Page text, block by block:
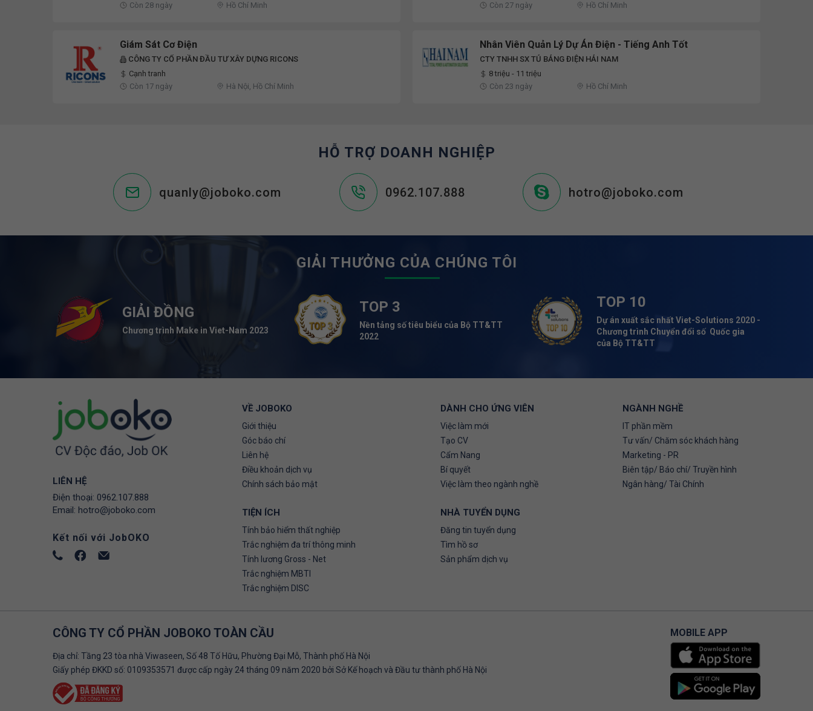
Còn 28 ngày
Hồ Chí Minh
Còn 27 ngày
Hồ Chí Minh
Giám Sát Cơ Điện
CÔNG TY CỔ PHẦN ĐẦU TƯ XÂY DỰNG RICONS
Cạnh tranh
Còn 17 ngày
Hà Nội, Hồ Chí Minh
Nhân Viên Quản Lý Dự Án Điện - Tiếng Anh Tốt
CTY TNHH SX TỦ BẢNG ĐIỆN HẢI NAM
8 triệu - 11 triệu
Còn 23 ngày
Hồ Chí Minh
HỖ TRỢ DOANH NGHIỆP
quanly@joboko.com 0962.107.888 hotro@joboko.com
GIẢI THƯỞNG CỦA CHÚNG TÔI
GIẢI ĐỒNG
Chương trình Make in Viet-Nam 2023
TOP 3
Nền tảng số tiêu biểu của Bộ TT&TT
2022
TOP 10
Dự án xuất sắc nhất Viet-Solutions 2020 -
Chương trình Chuyển đổi số Quốc gia
của Bộ TT&TT
LIÊN HỆ
Điện thoại: 0962.107.888
Email: hotro@joboko.com
Kết nối với JobOKO
VỀ JOBOKO
Giới thiệu
Góc báo chí
Liên hệ
Điều khoản dịch vụ
Chính sách bảo mật
TIỆN ÍCH
Tính bảo hiểm thất nghiệp
Trắc nghiệm đa trí thông minh
Tính lương Gross - Net
Trắc nghiệm MBTI
Trắc nghiệm DISC
DÀNH CHO ỨNG VIÊN
Việc làm mới
Tạo CV
Cẩm Nang
Bí quyết
Việc làm theo ngành nghề
NHÀ TUYỂN DỤNG
Đăng tin tuyển dụng
Tìm hồ sơ
Sản phẩm dịch vụ
NGÀNH NGHỀ
IT phần mềm
Tư vấn/ Chăm sóc khách hàng
Marketing - PR
Biên tập/ Báo chí/ Truyền hình
Ngân hàng/ Tài Chính
CÔNG TY CỔ PHẦN JOBOKO TOÀN CẦU
Địa chỉ: Tầng 23 tòa nhà Viwaseen, Số 48 Tố Hữu, Phường Đại Mỗ, Thành phố Hà Nội
Giấy phép ĐKKD số: 0109353571 được cấp ngày 24 tháng 09 năm 2020 bởi Sở Kế hoạch và Đầu tư thành phố Hà Nội
MOBILE APP